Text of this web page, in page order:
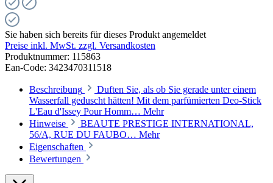
Sie haben sich bereits für dieses Produkt angemeldet
Preise inkl. MwSt. zzgl. Versandkosten
Produktnummer: 115863
Ean-Code: 3423470311518
Beschreibung
Duften Sie, als ob Sie gerade unter einem
Wasserfall geduscht hätten! Mit dem parfümierten Deo-Stick
L'Eau d'Issey Pour Homm… Mehr
Hinweise
BEAUTE PRESTIGE INTERNATIONAL,
56/A, RUE DU FAUBO… Mehr
Eigenschaften
Bewertungen